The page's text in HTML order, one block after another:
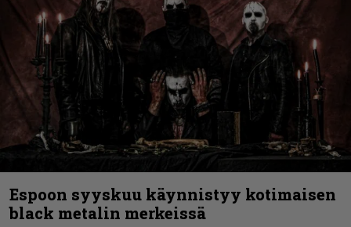
Espoon syyskuu käynnistyy kotimaisen
black metalin merkeissä